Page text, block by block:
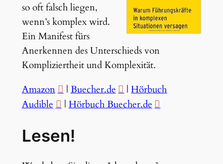
so oft falsch liegen,
wenn’s komplex wird.
Ein Manifest fürs
Anerkennen des Unterschieds von
Kompliziertheit und Komplexität.
Amazon
| Buecher.de |Hörbuch
Audible
| Hörbuch Buecher.de
Lesen!